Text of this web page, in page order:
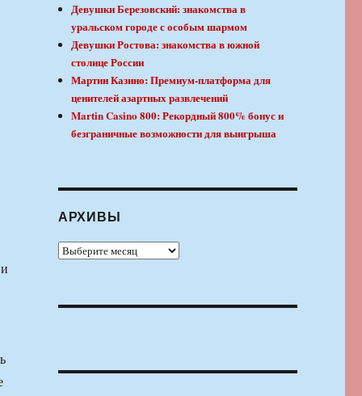
Девушки Березовский: знакомства в
уральском городе с особым шармом
Девушки Ростова: знакомства в южной
столице России
Мартин Казино: Премиум-платформа для
ценителей азартных развлечений
Martin Casino 800: Рекордный 800% бонус и
безграничные возможности для выигрыша
АРХИВЫ
Архивы